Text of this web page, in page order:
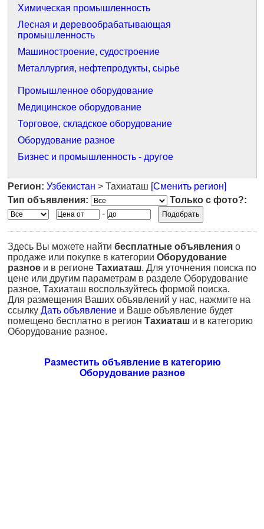
Химическая промышленность
Лесная и деревообрабатывающая
промышленность
Машиностроение, судостроение
Металлургия, нефтепродукты, сырье
Промышленное оборудование
Медицинское оборудование
Торговое, складское оборудование
Оборудование разное
Бизнес и промышленность - другое
Регион: Узбекистан > Тахиаташ [Сменить регион]
Тип объявления:
Только с фото?:
-
Здесь Вы можете найти бесплатные объявления о
продаже или покупке в категории Оборудование
разное и в регионе Тахиаташ. Для уточнения поиска по
цене или другим параметрам в разделе Оборудование
разное, Тахиаташ воспользуйтесь формой поиска.
Для размещения Ваших объявлений у нас, нажмите на
ссылку Дать объявление и Ваше объявление будет
помещено бесплатно в регион Тахиаташ и в категорию
Оборудование разное.
Разместить объявление в категорию
Оборудование разное